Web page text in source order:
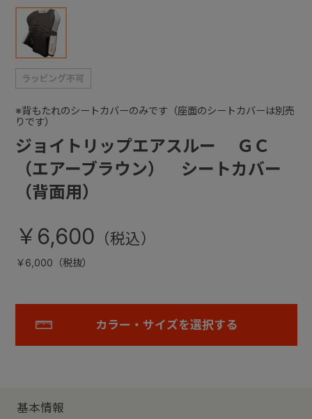
ジョイトリップエアスルー ＧＣ
（エアーブラウン） シートカバー
（背面用）
※背もたれのシートカバーのみです（座面のシートカバーは別売
りです）
￥6,600
￥6,000（税抜）
カラー・サイズを選択する
基本情報